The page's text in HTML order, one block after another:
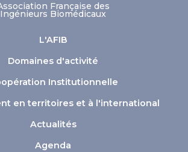
Française des
Ingénieurs Biomédicaux
L'AFIB
Domaines d'activité
Institutionnelle
en territoires et à l'international
Actualités
Agenda